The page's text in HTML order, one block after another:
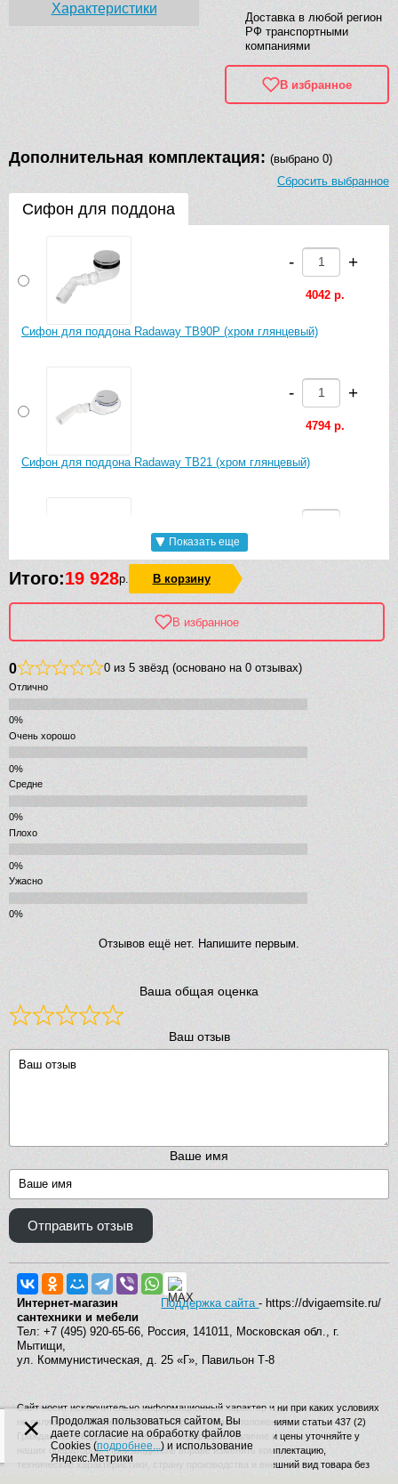
Доставка в любой регион
РФ транспортными
компаниями
В избранное
Характеристики
Дополнительная комплектация: (выбрано 0)
Сбросить выбранное
Сифон для поддона
Сифон для поддона Radaway TB90P (хром глянцевый)
- +
4042 р.
Сифон для поддона Radaway TB21 (хром глянцевый)
- +
4794 р.
Сифон для поддона Radaway R500 (хром глянцевый)
4042 р.
Сифон для поддона Radaway 690P (хром глянцевый)
+
2162 р.
Показать еще
Итого:19 928р. В корзину
В избранное
0 0 из 5 звёзд (основано на 0 отзывах)
Отлично
Очень хорошо
Средне
Плохо
Ужасно
Отзывов ещё нет. Напишите первым.
Ваша общая оценка
Ваш отзыв
Ваше имя
Отправить отзыв
Поддержка сайта- https://dvigaemsite.ru/
Интернет-магазин
сантехники и мебели
Тел: +7 (495) 920-65-66, Россия, 141011, Московская обл., г.
Мытищи,
ул. Коммунистическая, д. 25 «Г», Павильон Т-8
Сайт носит исключительно информационный характер и ни при каких условиях
не является публичной офертой, определяемой положениями статьи 437 (2)
Гражданского кодекса Российской Федерации. Наличие и цены уточняйте у
наших операторов. Производитель вправе изменять комплектацию,
технические характеристики, страну производства и внешний вид товара без
×
Продолжая пользоваться сайтом, Вы
даете согласие на обработку файлов
Cookies (подробнее...) и использование
Яндекс.Метрики